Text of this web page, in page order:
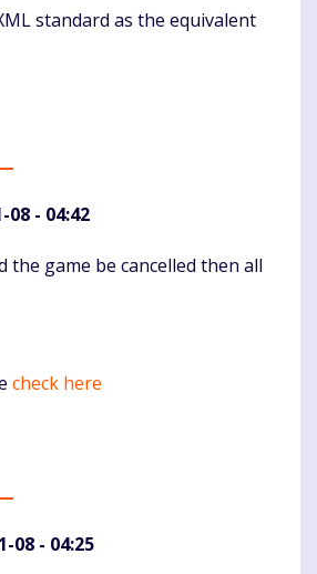
standard as the equivalent
08 - 04:42
the game be cancelled then all
check here
08 - 04:25